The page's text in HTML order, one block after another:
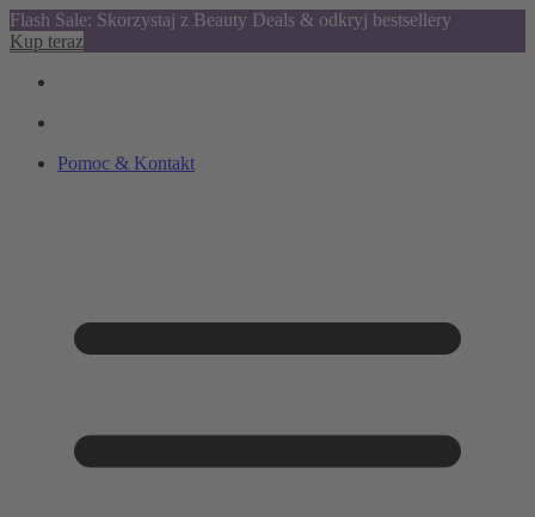
Flash Sale: Skorzystaj z Beauty Deals & odkryj bestsellery
Kup teraz
Pomoc & Kontakt